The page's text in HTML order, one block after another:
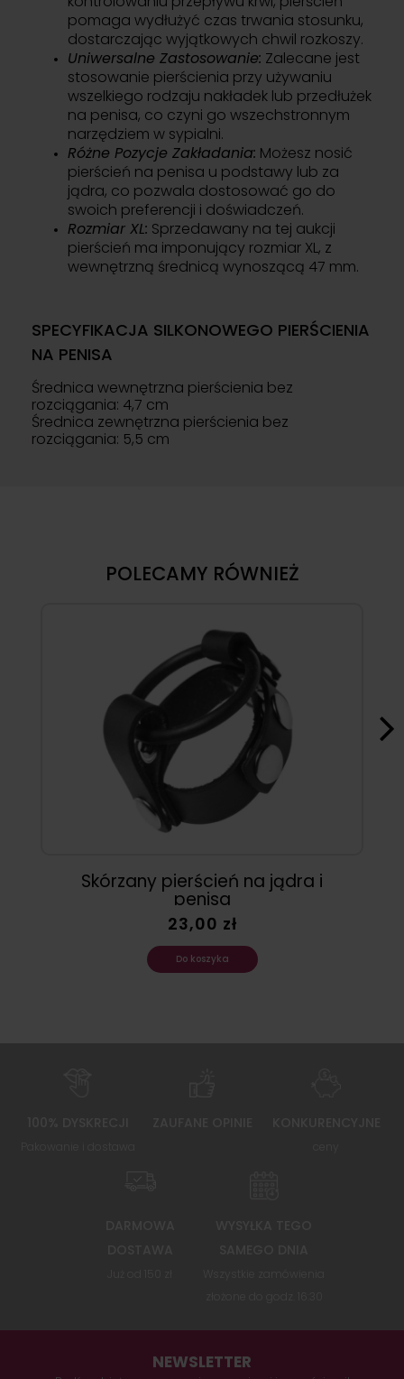
pomaga wydłużyć czas trwania stosunku,
dostarczając wyjątkowych chwil rozkoszy.
Uniwersalne Zastosowanie: Zalecane jest
stosowanie pierścienia przy używaniu
wszelkiego rodzaju nakładek lub przedłużek
na penisa, co czyni go wszechstronnym
narzędziem w sypialni.
Różne Pozycje Zakładania: Możesz nosić
pierścień na penisa u podstawy lub za
jądra, co pozwala dostosować go do
swoich preferencji i doświadczeń.
Rozmiar XL: Sprzedawany na tej aukcji
pierścień ma imponujący rozmiar XL, z
wewnętrzną średnicą wynoszącą 47 mm.
SPECYFIKACJA SILKONOWEGO PIERŚCIENIA
NA PENISA
Średnica wewnętrzna pierścienia bez
rozciągania: 4,7 cm
Średnica zewnętrzna pierścienia bez
rozciągania: 5,5 cm
POLECAMY RÓWNIEŻ
Skórzany pierścień na jądra i
penisa
23,00 zł
Do koszyka
NEWSLETTER